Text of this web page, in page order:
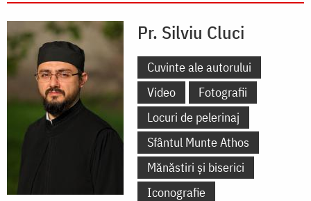
Pr. Silviu Cluci
Cuvinte ale autorului
Video
Fotografii
Locuri de pelerinaj
Sfântul Munte Athos
Mănăstiri și biserici
Iconografie